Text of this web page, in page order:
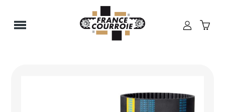
Panneau de gestion des cookies